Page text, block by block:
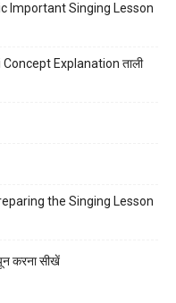
Important Singing Lesson
Explanation ताली
the Singing Lesson
करना सीखें